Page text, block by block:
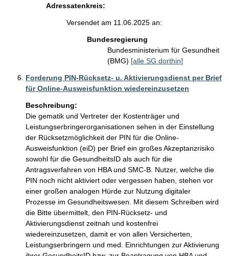
Adressatenkreis:
Versendet am 11.06.2025 an:
Bundesregierung
Bundesministerium für Gesundheit
(BMG) [alle SG dorthin]
Forderung PIN-Rücksetz- u. Aktivierungsdienst per Brief
für Online-Ausweisfunktion wiedereinzusetzen
Beschreibung:
Die gematik und Vertreter der Kostenträger und
Leistungserbringerorganisationen sehen in der Einstellung
der Rücksetzmöglichkeit der PIN für die Online-
Ausweisfunktion (eiD) per Brief ein großes Akzeptanzrisiko
sowohl für die GesundheitsID als auch für die
Antragsverfahren von HBA und SMC-B. Nutzer, welche die
PIN noch nicht aktiviert oder vergessen haben, stehen vor
einer großen analogen Hürde zur Nutzung digitaler
Prozesse im Gesundheitswesen. Mit diesem Schreiben wird
die Bitte übermittelt, den PIN-Rücksetz- und
Aktivierungsdienst zeitnah und kostenfrei
wiedereinzusetzen, damit er von allen Versicherten,
Leistungserbringern und med. Einrichtungen zur Aktivierung